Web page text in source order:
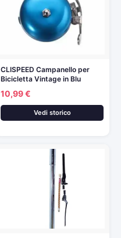
CLISPEED Campanello per
Bicicletta Vintage in Blu
10,99 €
Vedi storico